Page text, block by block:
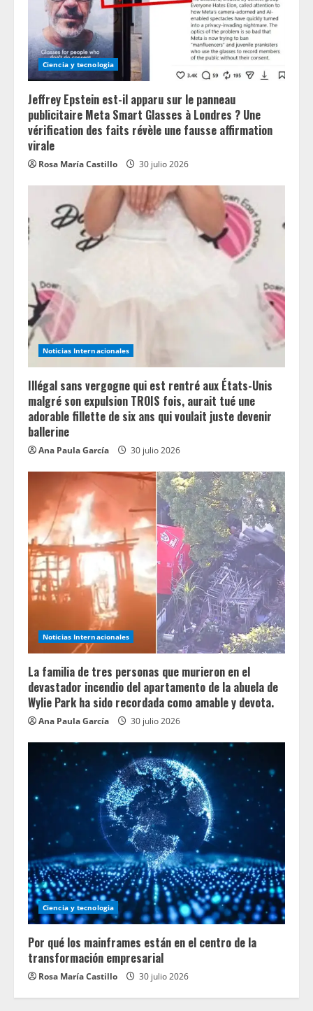
Ciencia y tecnologia
Jeffrey Epstein est-il apparu sur le panneau
publicitaire Meta Smart Glasses à Londres ? Une
vérification des faits révèle une fausse affirmation
virale
Rosa María Castillo 30 julio 2026
Noticias Internacionales
Illégal sans vergogne qui est rentré aux États-Unis
malgré son expulsion TROIS fois, aurait tué une
adorable fillette de six ans qui voulait juste devenir
ballerine
Ana Paula García 30 julio 2026
Noticias Internacionales
La familia de tres personas que murieron en el
devastador incendio del apartamento de la abuela de
Wylie Park ha sido recordada como amable y devota.
Ana Paula García 30 julio 2026
Ciencia y tecnologia
Por qué los mainframes están en el centro de la
transformación empresarial
Rosa María Castillo 30 julio 2026